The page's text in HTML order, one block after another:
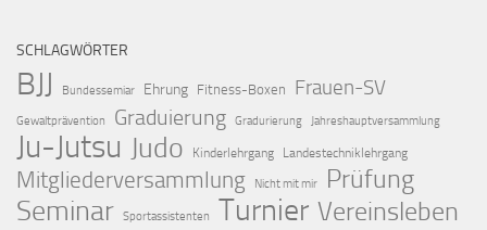
SCHLAGWÖRTER
BJJ Bundessemiar Ehrung Fitness-Boxen Frauen-SV
Gewaltprävention Graduierung Gradurierung Jahreshauptversammlung
Ju-Jutsu Judo Kinderlehrgang Landestechniklehrgang
Mitgliederversammlung Nicht mit mir Prüfung
Seminar Sportassistenten Turnier Vereinsleben